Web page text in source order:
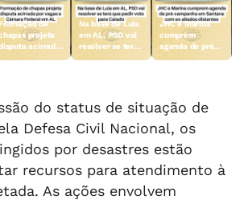
de
projeta
acirrada
Na base de Lula
em AL, PSD vai
resolver se terá
JHC e Marina
cumprem
agenda de pré-
do status de situação de
Defesa Civil Nacional, os
por desastres estão
recursos para atendimento à
As ações envolvem